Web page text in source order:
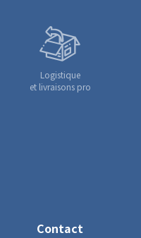
Logistique
et livraisons pro
Contact